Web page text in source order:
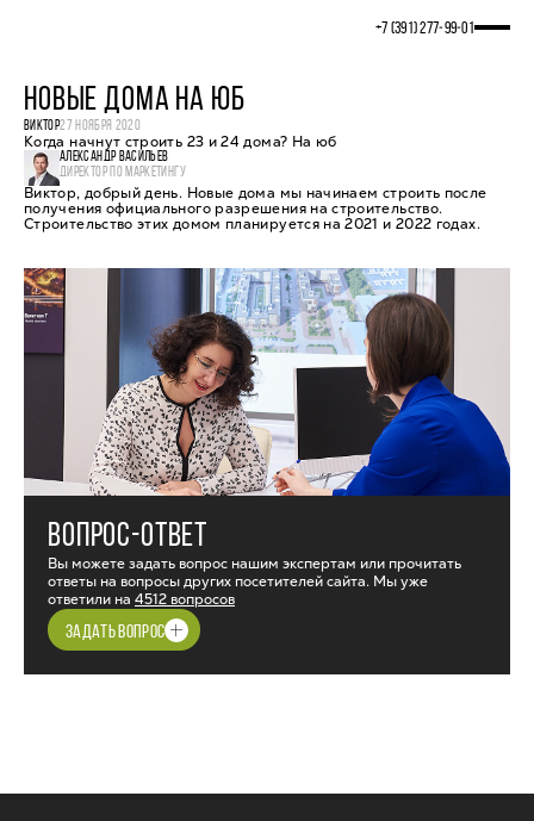
+7 (391) 277‒99‒01
НОВЫЕ ДОМА НА ЮБ
ВИКТОР27 НОЯБРЯ 2020
Когда начнут строить 23 и 24 дома? На юб
АЛЕКСАНДР ВАСИЛЬЕВ
ДИРЕКТОР ПО МАРКЕТИНГУ
Виктор, добрый день. Новые дома мы начинаем строить после
получения официального разрешения на строительство.
Строительство этих домом планируется на 2021 и 2022 годах.
ВОПРОС-ОТВЕТ
Вы можете задать вопрос нашим экспертам или прочитать
ответы на вопросы других посетителей сайта. Мы уже
ответили на 4512 вопросов
ЗАДАТЬ ВОПРОС